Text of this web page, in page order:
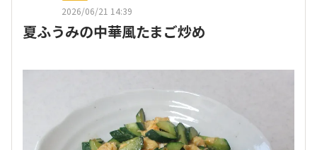
2026/06/21 14:39
夏ふうみの中華風たまご炒め